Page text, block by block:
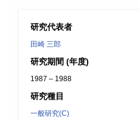
研究代表者
田崎 三郎
研究期間 (年度)
1987 – 1988
研究種目
一般研究(C)